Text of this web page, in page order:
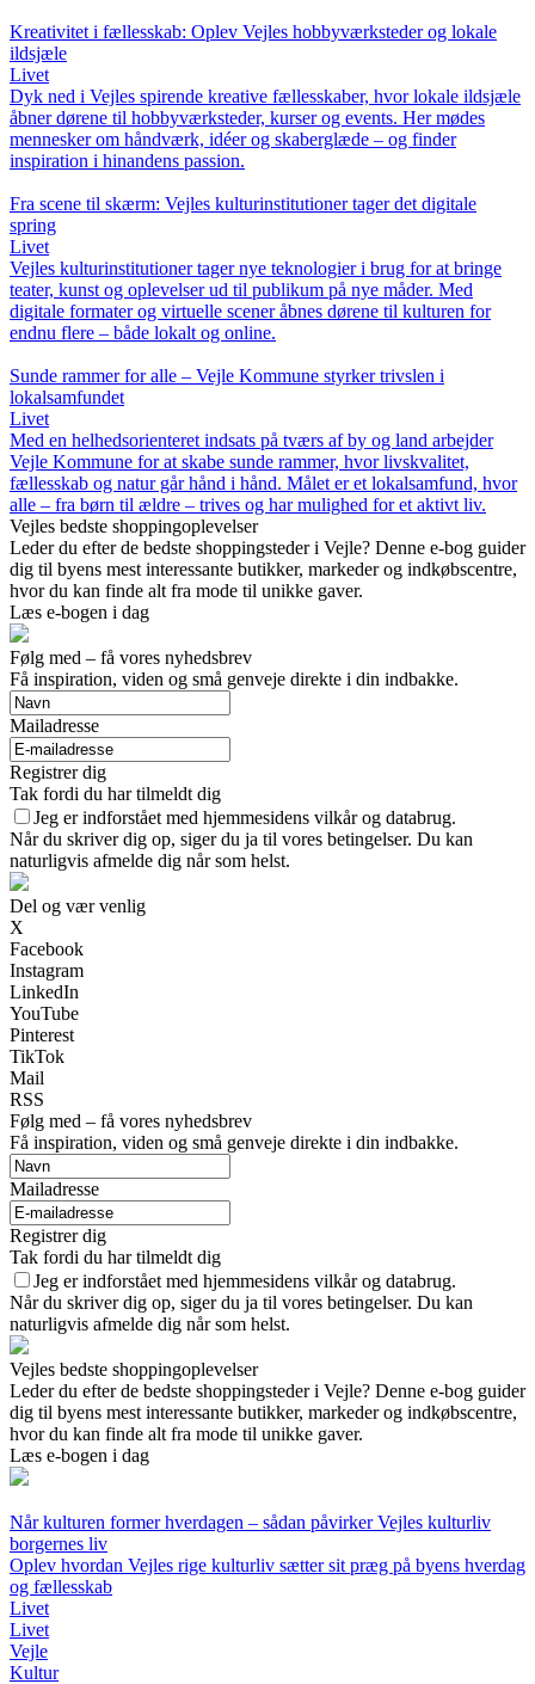
Kreativitet i fællesskab: Oplev Vejles hobbyværksteder og lokale
ildsjæle
Livet
Dyk ned i Vejles spirende kreative fællesskaber, hvor lokale ildsjæle
åbner dørene til hobbyværksteder, kurser og events. Her mødes
mennesker om håndværk, idéer og skaberglæde – og finder
inspiration i hinandens passion.
Fra scene til skærm: Vejles kulturinstitutioner tager det digitale
spring
Livet
Vejles kulturinstitutioner tager nye teknologier i brug for at bringe
teater, kunst og oplevelser ud til publikum på nye måder. Med
digitale formater og virtuelle scener åbnes dørene til kulturen for
endnu flere – både lokalt og online.
Sunde rammer for alle – Vejle Kommune styrker trivslen i
lokalsamfundet
Livet
Med en helhedsorienteret indsats på tværs af by og land arbejder
Vejle Kommune for at skabe sunde rammer, hvor livskvalitet,
fællesskab og natur går hånd i hånd. Målet er et lokalsamfund, hvor
alle – fra børn til ældre – trives og har mulighed for et aktivt liv.
Vejles bedste shoppingoplevelser
Leder du efter de bedste shoppingsteder i Vejle? Denne e-bog guider
dig til byens mest interessante butikker, markeder og indkøbscentre,
hvor du kan finde alt fra mode til unikke gaver.
Læs e-bogen i dag
Følg med – få vores nyhedsbrev
Få inspiration, viden og små genveje direkte i din indbakke.
Mailadresse
Registrer dig
Tak fordi du har tilmeldt dig
Jeg er indforstået med hjemmesidens vilkår og databrug.
Når du skriver dig op, siger du ja til vores betingelser. Du kan
naturligvis afmelde dig når som helst.
Del og vær venlig
X
Facebook
Instagram
LinkedIn
YouTube
Pinterest
TikTok
Mail
RSS
Følg med – få vores nyhedsbrev
Få inspiration, viden og små genveje direkte i din indbakke.
Mailadresse
Registrer dig
Tak fordi du har tilmeldt dig
Jeg er indforstået med hjemmesidens vilkår og databrug.
Når du skriver dig op, siger du ja til vores betingelser. Du kan
naturligvis afmelde dig når som helst.
Vejles bedste shoppingoplevelser
Leder du efter de bedste shoppingsteder i Vejle? Denne e-bog guider
dig til byens mest interessante butikker, markeder og indkøbscentre,
hvor du kan finde alt fra mode til unikke gaver.
Læs e-bogen i dag
Når kulturen former hverdagen – sådan påvirker Vejles kulturliv
borgernes liv
Oplev hvordan Vejles rige kulturliv sætter sit præg på byens hverdag
og fællesskab
Livet
Livet
Vejle
Kultur